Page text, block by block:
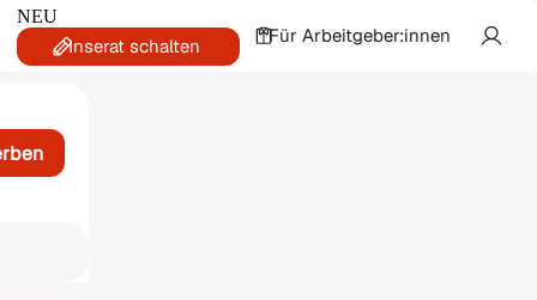
NEU
Inserat schalten Für Arbeitgeber:innen